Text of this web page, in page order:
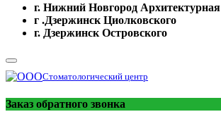
г. Нижний Новгород Архитектурная
г .Дзержинск Циолковского
г. Дзержинск Островского
Стоматологический центр
Заказ обратного звонка